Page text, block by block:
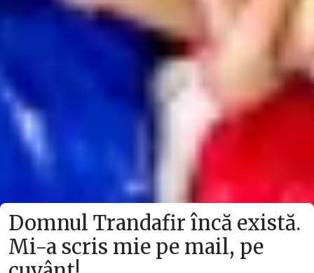
Domnul Trandafir încă există.
Mi-a scris mie pe mail, pe